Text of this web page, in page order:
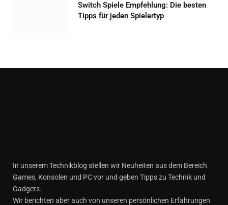
Switch Spiele Empfehlung: Die besten
Tipps für jeden Spielertyp
In unserem Technikblog stellen wir Neuheiten aus dem Bereich
Games, Konsolen und PC vor und geben Tipps zu Technik und
Gadgets.
Wir berichten aber auch von unseren persönlichen Erfahrungen